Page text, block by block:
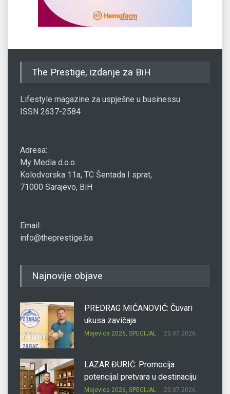
The Prestige, izdanje za BiH
Lifestyle magazine za uspješne u businessu
ISSN 2637-2584
Adresa:
My Media d.o.o.
Kolodvorska 11a, TC Šentada I sprat,
71000 Sarajevo, BiH
Email:
info@theprestige.ba
Najnovije objave
PREDRAG MIĆANOVIĆ: Čuvari
ukusa zavičaja
Majevica 2026, SPECIJAL 23.07.2026.
LAZAR ĐURIĆ: Promocija
potencijal pretvara u destinaciju
Majevica 2026, SPECIJAL 23.07.2026.